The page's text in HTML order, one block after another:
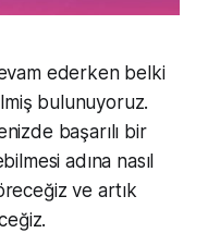
ederken belki
bulunuyoruz.
başarılı bir
adına nasıl
ve artık